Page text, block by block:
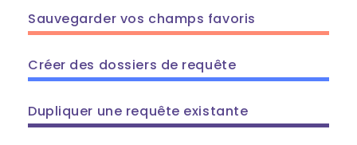
Sauvegarder vos champs favoris
Créer des dossiers de requête
Dupliquer une requête existante